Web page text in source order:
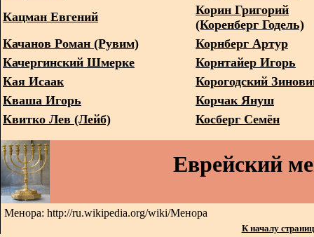
Кацман Евгений
Корин Григорий
(Коренберг Годель)
Качанов Роман (Рувим)
Корнберг Артур
Качергинский Шмерке
Корнтайер Игорь
Кая Исаак
Корогодский
Кваша Игорь
Корчак Януш
Квитко Лев (Лейб)
Косберг Семён
Еврейский
Менора: http://ru.wikipedia.org/wiki/Менора
К началу